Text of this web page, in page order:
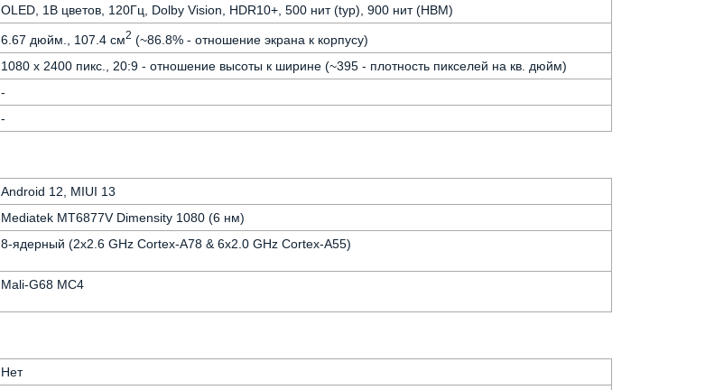
OLED, 1B цветов, 120Гц, Dolby Vision, HDR10+, 500 нит (typ), 900 нит (HBM)
6.67 дюйм., 107.4 см2 (~86.8% - отношение экрана к корпусу)
1080 x 2400 пикс., 20:9 - отношение высоты к ширине (~395 - плотность пикселей на кв. дюйм)
-
-
Android 12, MIUI 13
Mediatek MT6877V Dimensity 1080 (6 нм)
8-ядерный (2x2.6 GHz Cortex-A78 & 6x2.0 GHz Cortex-A55)
Mali-G68 MC4
Нет